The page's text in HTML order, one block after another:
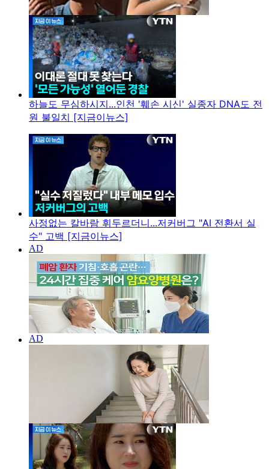
하늘도 무심하시지...인천 '훼손 시신' 실종자 DNA도 전
원 불일치 [지금이뉴스]
사정없는 칼바람 휘두르더니...저커버그 "AI 전환서 실
수" 고백 [지금이뉴스]